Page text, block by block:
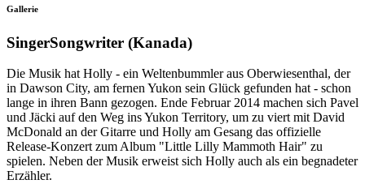
Gallerie
SingerSongwriter (Kanada)
Die Musik hat Holly - ein Weltenbummler aus Oberwiesenthal, der
in Dawson City, am fernen Yukon sein Glück gefunden hat - schon
lange in ihren Bann gezogen. Ende Februar 2014 machen sich Pavel
und Jäcki auf den Weg ins Yukon Territory, um zu viert mit David
McDonald an der Gitarre und Holly am Gesang das offizielle
Release-Konzert zum Album "Little Lilly Mammoth Hair" zu
spielen. Neben der Musik erweist sich Holly auch als ein begnadeter
Erzähler.